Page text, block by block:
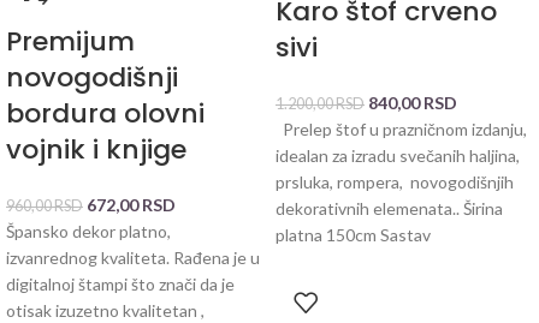
Premijum
novogodišnji
bordura olovni
vojnik i knjige
960,00RSD 672,00RSD
Špansko dekor platno,
izvanrednog kvaliteta. Rađena je u
digitalnoj štampi što znači da je
otisak izuzetno kvalitetan ,
Karo štof crveno
sivi
1.200,00RSD 840,00RSD
Prelep štof u prazničnom izdanju,
idealan za izradu svečanih haljina,
prsluka, rompera, novogodišnjih
dekorativnih elemenata.. Širina
platna 150cm Sastav